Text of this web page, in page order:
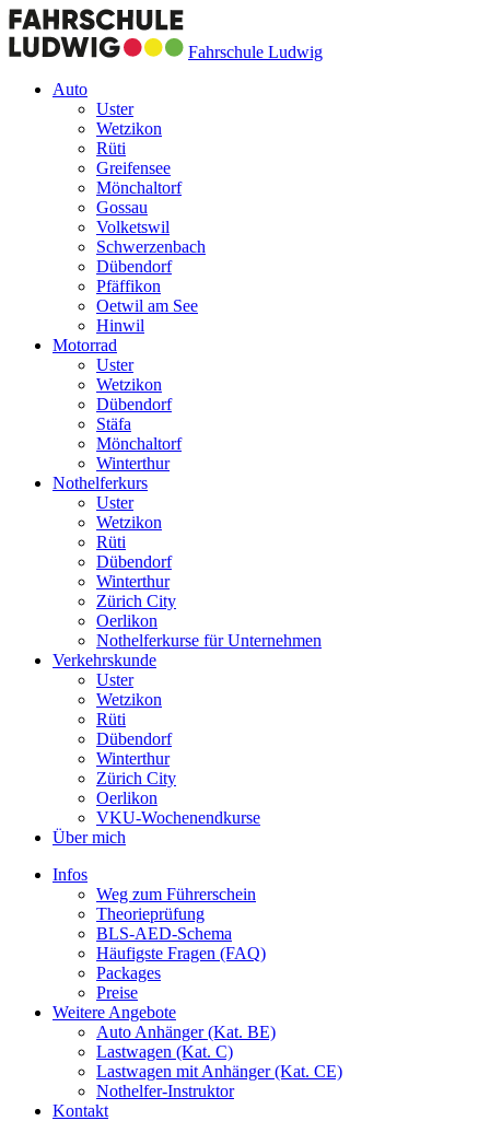
Fahrschule Ludwig
Auto
Uster
Wetzikon
Rüti
Greifensee
Mönchaltorf
Gossau
Volketswil
Schwerzenbach
Dübendorf
Pfäffikon
Oetwil am See
Hinwil
Motorrad
Uster
Wetzikon
Dübendorf
Stäfa
Mönchaltorf
Winterthur
Nothelferkurs
Uster
Wetzikon
Rüti
Dübendorf
Winterthur
Zürich City
Oerlikon
Nothelferkurse für Unternehmen
Verkehrskunde
Uster
Wetzikon
Rüti
Dübendorf
Winterthur
Zürich City
Oerlikon
VKU-Wochenendkurse
Über mich
Infos
Weg zum Führerschein
Theorieprüfung
BLS-AED-Schema
Häufigste Fragen (FAQ)
Packages
Preise
Weitere Angebote
Auto Anhänger (Kat. BE)
Lastwagen (Kat. C)
Lastwagen mit Anhänger (Kat. CE)
Nothelfer-Instruktor
Kontakt